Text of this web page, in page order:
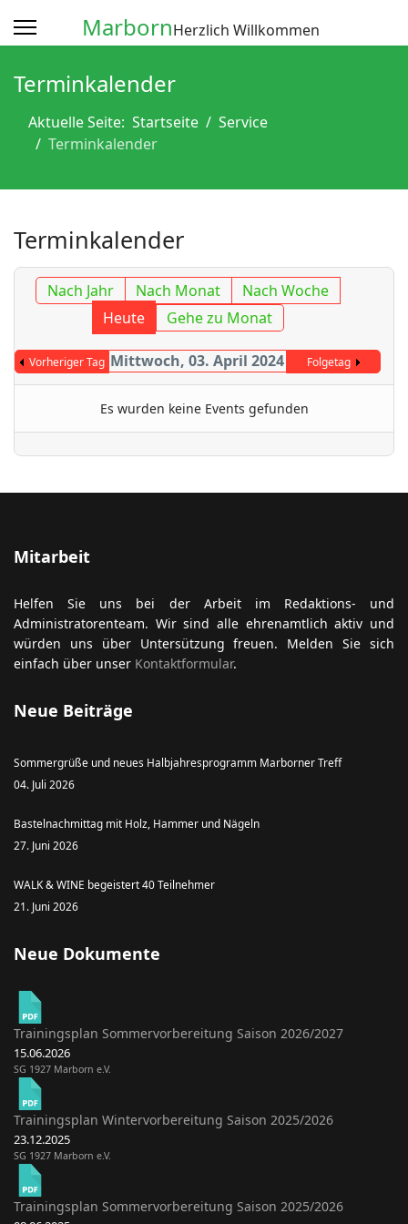
MarbornHerzlich Willkommen
Terminkalender
Aktuelle Seite: Startseite
Service
Terminkalender
Terminkalender
Nach Jahr Nach Monat
Nach Woche
Heute
Gehe zu Monat
Vorheriger Tag Mittwoch, 03. April 2024 Folgetag
Es wurden keine Events gefunden
Mitarbeit
Helfen Sie uns bei der Arbeit im Redaktions- und
Administratorenteam. Wir sind alle ehrenamtlich aktiv und
würden uns über Untersützung freuen. Melden Sie sich
einfach über unser Kontaktformular.
Neue Beiträge
Sommergrüße und neues Halbjahresprogramm Marborner Treff
04. Juli 2026
Bastelnachmittag mit Holz, Hammer und Nägeln
27. Juni 2026
WALK & WINE begeistert 40 Teilnehmer
21. Juni 2026
Neue Dokumente
Trainingsplan Sommervorbereitung Saison 2026/2027
15.06.2026
SG 1927 Marborn e.V.
Trainingsplan Wintervorbereitung Saison 2025/2026
23.12.2025
SG 1927 Marborn e.V.
Trainingsplan Sommervorbereitung Saison 2025/2026
anzeigen